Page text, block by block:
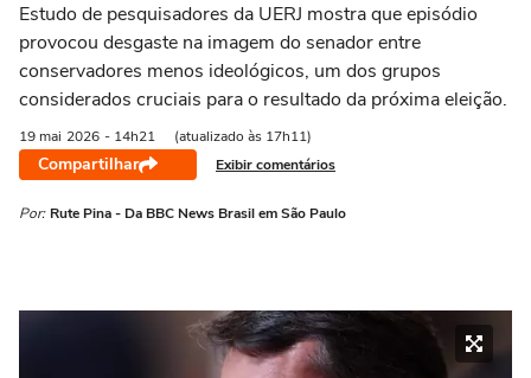
Estudo de pesquisadores da UERJ mostra que episódio
provocou desgaste na imagem do senador entre
conservadores menos ideológicos, um dos grupos
considerados cruciais para o resultado da próxima eleição.
19 mai 2026 - 14h21 (atualizado às 17h11)
Compartilhar Exibir comentários
Por: Rute Pina - Da BBC News Brasil em São Paulo